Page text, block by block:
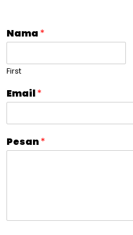
Nama *
First
Email*
Pesan*